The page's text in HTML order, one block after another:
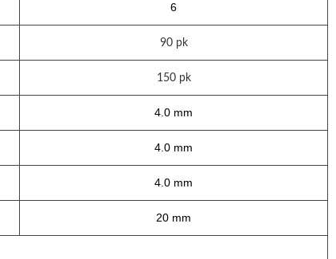
6
90 pk
150 pk
4.0 mm
4.0 mm
4.0 mm
20 mm